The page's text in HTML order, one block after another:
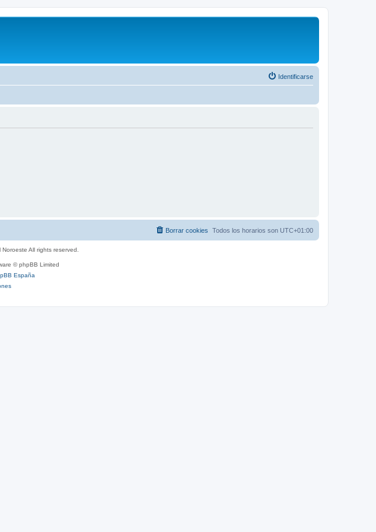
Identificarse
Todos los horarios son UTC+01:00
Borrar cookies
All rights reserved.
© phpBB Limited
España